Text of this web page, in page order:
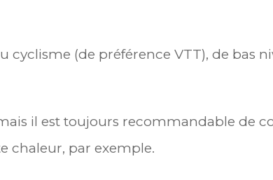
cyclisme (de préférence VTT), de bas
il est toujours recommandable de
chaleur, par exemple.